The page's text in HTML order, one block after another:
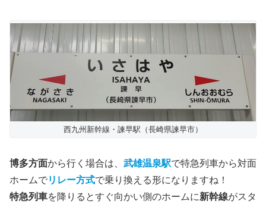
西九州新幹線・諫早駅（長崎県諫早市）
博多方面から行く場合は、 武雄温泉駅で特急列車から対面
ホームでリレー方式で乗り換える形になりますね！
特急列車を降りるとすぐ向かい側のホームに新幹線がスタ